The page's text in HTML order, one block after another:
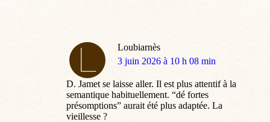
Loubiarnès
dit
3 juin 2026 à 10 h 08 min
D. Jamet se laisse aller. Il est plus attentif à la
semantique habituellement. “dé fortes
présomptions” aurait été plus adaptée. La
vieillesse ?